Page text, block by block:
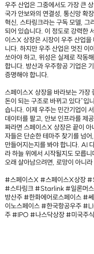
우주 산업은 그중에서도 가장 큰
국가 안보와의 연결성, 통신망 확
혁신, 스타링크라는 구독 모델, 그
되어 있습니다. 이 정도로 강력한
이스X 상장은 시장이 우주 산업
니다. 하지만 우주 산업은 멋진 이
쏘아야 하고, 위성은 실제로 작동
합니다. 방산과 우주항공 기업은
증명해야 합니다.
스페이스X 상장을 바라보는 가장
돈이 되는 구조로 바뀌고 있다”입
습니다. 이제 우주는 민간기업이
데이터를 팔고, 안보 인프라를 제
짜라면 스페이스X 상장은 끝이
자들은 단순한 테마주 찾기를 넘
만들어지는지를 봐야 합니다. AI
라 하늘 위에서 시작될지도 모릅
오래 살아남으려면, 로망이 아니
#스페이스X #스페이스X상장
#스타링크 #Starlink #일론머
방산주 #한화에어로스페이스 #
이노스페이스 #한국항공우주
주 #IPO #나스닥상장 #미국주